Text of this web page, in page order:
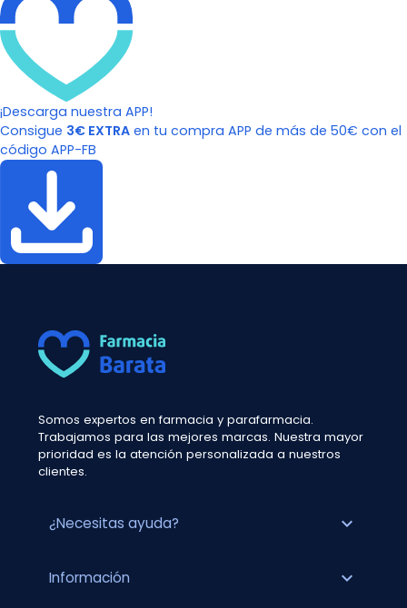
¡Descarga nuestra APP!
Consigue 3€ EXTRA en tu compra APP de más de 50€ con el
código APP-FB
Somos expertos en farmacia y parafarmacia.
Trabajamos para las mejores marcas. Nuestra mayor
prioridad es la atención personalizada a nuestros
clientes.
¿Necesitas ayuda? expand_more
Información expand_more